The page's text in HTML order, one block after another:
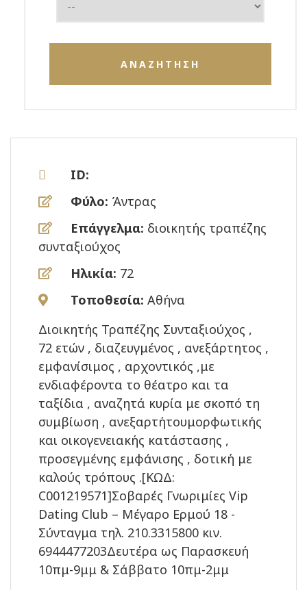
ΑΝΑΖΗΤΗΣΗ
ID:
Φύλο: Άντρας
Επάγγελμα: διοικητής τραπέζης
συνταξιούχος
Ηλικία: 72
Τοποθεσία: Αθήνα
Διοικητής Τραπέζης Συνταξιούχος ,
72 ετών , διαζευγμένος , ανεξάρτητος ,
εμφανίσιμος , αρχοντικός ,με
ενδιαφέροντα το θέατρο και τα
ταξίδια , αναζητά κυρία με σκοπό τη
συμβίωση , ανεξαρτήτουμορφωτικής
και οικογενειακής κατάστασης ,
προσεγμένης εμφάνισης , δοτική με
καλούς τρόπους .[ΚΩΔ:
C001219571]Σοβαρές Γνωριμίες Vip
Dating Club – Μέγαρο Ερμού 18 -
Σύνταγμα τηλ. 210.3315800 κιν.
6944477203Δευτέρα ως Παρασκευή
10πμ-9μμ & Σάββατο 10πμ-2μμ